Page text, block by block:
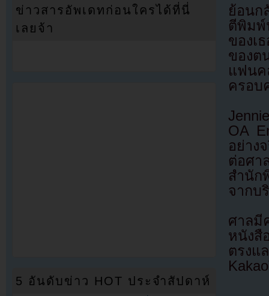
ย้อนก
ตีพิมพ์
ของเ
ของต
แฟน
ครอบ
OA
อย่าง
ต่อศา
สำนัก
จากบ
ศาล
หนังสื
ตรง
ข่าวสารอัพเดทก่อนใครได้ที่นี่
เลยจ้า
5 อันดับข่าว HOT ประจำสัปดาห์